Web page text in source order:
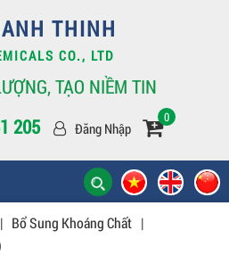
THINH
CO., LTD
TẠO NIỀM TIN
205
Đăng Nhập
0
| Bổ Sung Khoáng Chất |